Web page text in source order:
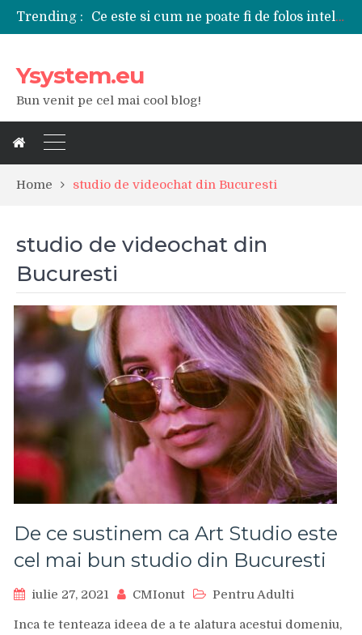
Trending :
Cele mai bune smartphone-uri lansate in anul 2024
Ysystem.eu
Bun venit pe cel mai cool blog!
Home studio de videochat din Bucuresti
studio de videochat din
Bucuresti
De ce sustinem ca Art Studio este
cel mai bun studio din Bucuresti
iulie 27, 2021 CMIonut Pentru Adulti
Inca te tenteaza ideea de a te alatura acestui domeniu,